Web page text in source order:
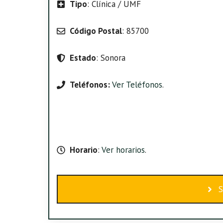
Tipo: Clínica / UMF
Código Postal: 85700
Estado: Sonora
Teléfonos:Ver Teléfonos.
Horario: Ver horarios.